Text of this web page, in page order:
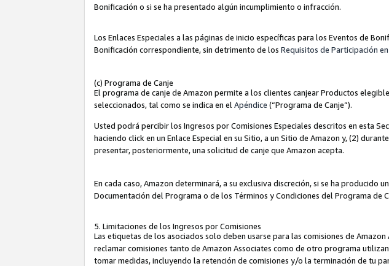
Bonificación o si se ha presentado algún incumplimiento o infracción.
Los Enlaces Especiales a las páginas de inicio específicas para los Eventos de
Bonificación correspondiente, sin detrimento de los Requisitos de Participación
(c) Programa de Canje
El programa de canje de Amazon permite a los clientes canjear Productos
seleccionados, tal como se indica en el Apéndice (“Programa de Canje”).
Usted podrá percibir los Ingresos por Comisiones Especiales descritos en esta
haciendo click en un Enlace Especial en su Sitio, a un Sitio de Amazon y, (2)
presentar, posteriormente, una solicitud de canje que Amazon acepta.
En cada caso, Amazon determinará, a su exclusiva discreción, si se ha
Documentación del Programa o de los Términos y Condiciones del Programa de
5. Limitaciones de los Ingresos por Comisiones
Las etiquetas de los asociados solo deben usarse para las comisiones de
reclamar comisiones tanto de Amazon Associates como de otro programa
tomar medidas, incluyendo la retención de comisiones y/o la terminación de tu